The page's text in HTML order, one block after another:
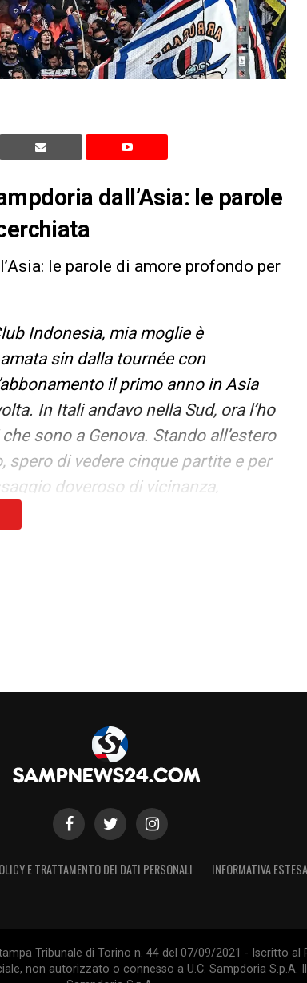
dall’Asia: le parole
le parole di amore profondo per
Indonesia, mia moglie è
sin dalla tournée con
il primo anno in Asia
In Itali andavo nella Sud, ora l’ho
sono a Genova. Stando all’estero
spero di vedere cinque partite e per
doveroso di vicinanza,
dal disastro».
E TRATTAMENTO DEI DATI PERSONALI INFORMATIVA
Tribunale di Torino n. 44 del 07/09/2021 - Iscritto al
non autorizzato o connesso a U.C. Sampdoria S.p.A.